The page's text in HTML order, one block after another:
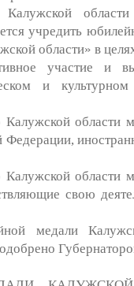
учредить
области»в
участие и
и
области
Федерации,
области
свою
медали